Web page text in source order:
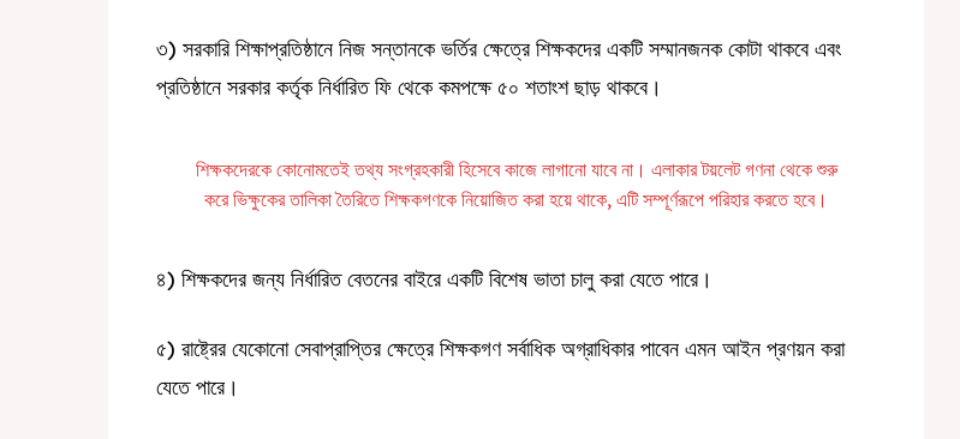
৩) সরকারি শিক্ষাপ্রতিষ্ঠানে নিজ সন্তানকে ভর্তির ক্ষেত্রে শিক্ষকদের একটি সম্মানজনক কোটা থাকবে এবং
প্রতিষ্ঠানে সরকার কর্তৃক নির্ধারিত ফি থেকে কমপক্ষে ৫০ শতাংশ ছাড় থাকবে।
শিক্ষকদেরকে কোনোমতেই তথ্য সংগ্রহকারী হিসেবে কাজে লাগানো যাবে না। এলাকার টয়লেট গণনা থেকে শুরু
করে ভিক্ষুকের তালিকা তৈরিতে শিক্ষকগণকে নিয়োজিত করা হয়ে থাকে, এটি সম্পূর্ণরূপে পরিহার করতে হবে।
৪) শিক্ষকদের জন্য নির্ধারিত বেতনের বাইরে একটি বিশেষ ভাতা চালু করা যেতে পারে।
৫) রাষ্ট্রের যেকোনো সেবাপ্রাপ্তির ক্ষেত্রে শিক্ষকগণ সর্বাধিক অগ্রাধিকার পাবেন এমন আইন প্রণয়ন করা
যেতে পারে।